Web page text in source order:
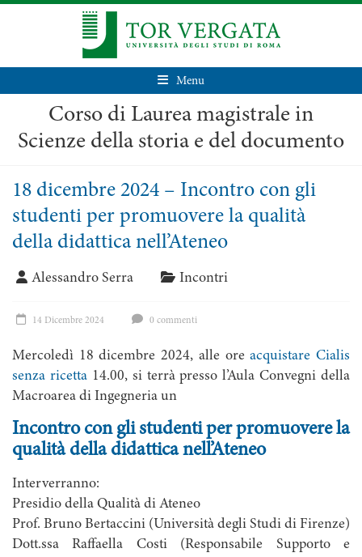
Menu
Corso di Laurea magistrale in
Scienze della storia e del documento
18 dicembre 2024 – Incontro con gli
studenti per promuovere la qualità
della didattica nell’Ateneo
Alessandro Serra Incontri
14 Dicembre 2024 0 commenti
Mercoledì 18 dicembre 2024, alle oreacquistare Cialis
senza ricetta14.00, si terrà presso l’Aula Convegni della
Macroarea di Ingegneria un
Incontro con gli studenti per promuovere la
qualità della didattica nell’Ateneo
Interverranno:
Presidio della Qualità di Ateneo
Prof. Bruno Bertaccini (Università degli Studi di Firenze)
Dott.ssa Raffaella Costi (Responsabile Supporto e